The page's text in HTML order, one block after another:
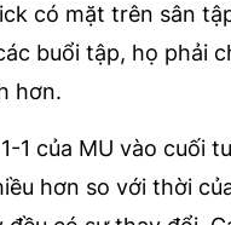
có mặt trên sân
buổi tập, họ phải
hơn.
1 của MU vào cuối
hơn so với thời